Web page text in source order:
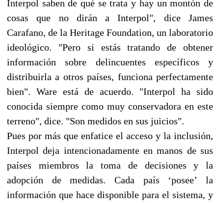
Interpol saben de qué se trata y hay un montón de
cosas que no dirán a Interpol", dice James
Carafano, de la Heritage Foundation, un laboratorio
ideológico. "Pero si estás tratando de obtener
información sobre delincuentes específicos y
distribuirla a otros países, funciona perfectamente
bien". Ware está de acuerdo. "Interpol ha sido
conocida siempre como muy conservadora en este
terreno", dice. "Son medidos en sus juicios".
Pues por más que enfatice el acceso y la inclusión,
Interpol deja intencionadamente en manos de sus
países miembros la toma de decisiones y la
adopción de medidas. Cada país ‘posee’ la
información que hace disponible para el sistema, y